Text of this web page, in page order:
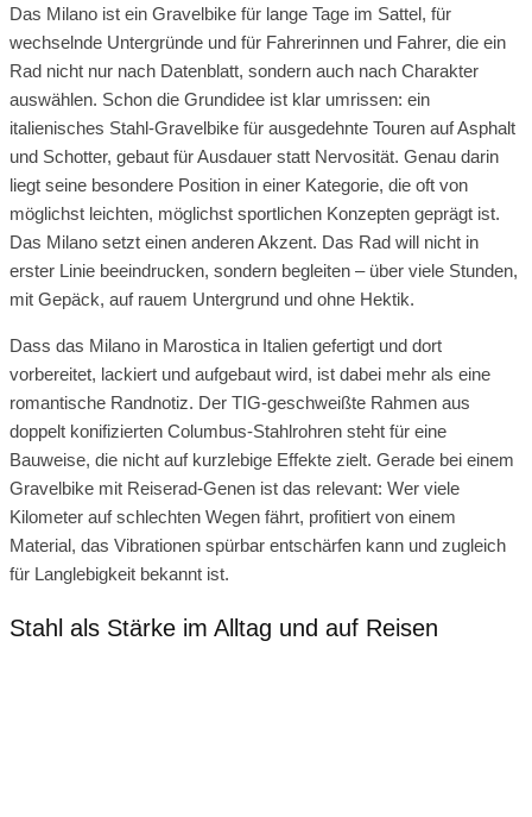
Das Milano ist ein Gravelbike für lange Tage im Sattel, für
wechselnde Untergründe und für Fahrerinnen und Fahrer, die ein
Rad nicht nur nach Datenblatt, sondern auch nach Charakter
auswählen. Schon die Grundidee ist klar umrissen: ein
italienisches Stahl-Gravelbike für ausgedehnte Touren auf Asphalt
und Schotter, gebaut für Ausdauer statt Nervosität. Genau darin
liegt seine besondere Position in einer Kategorie, die oft von
möglichst leichten, möglichst sportlichen Konzepten geprägt ist.
Das Milano setzt einen anderen Akzent. Das Rad will nicht in
erster Linie beeindrucken, sondern begleiten – über viele Stunden,
mit Gepäck, auf rauem Untergrund und ohne Hektik.
Dass das Milano in Marostica in Italien gefertigt und dort
vorbereitet, lackiert und aufgebaut wird, ist dabei mehr als eine
romantische Randnotiz. Der TIG-geschweißte Rahmen aus
doppelt konifizierten Columbus-Stahlrohren steht für eine
Bauweise, die nicht auf kurzlebige Effekte zielt. Gerade bei einem
Gravelbike mit Reiserad-Genen ist das relevant: Wer viele
Kilometer auf schlechten Wegen fährt, profitiert von einem
Material, das Vibrationen spürbar entschärfen kann und zugleich
für Langlebigkeit bekannt ist.
Stahl als Stärke im Alltag und auf Reisen